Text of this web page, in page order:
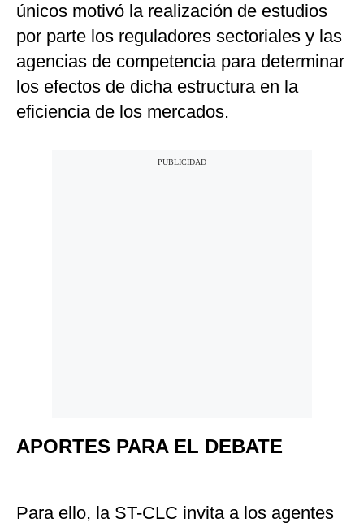
únicos motivó la realización de estudios
por parte los reguladores sectoriales y las
agencias de competencia para determinar
los efectos de dicha estructura en la
eficiencia de los mercados.
APORTES PARA EL DEBATE
Para ello, la ST-CLC invita a los agentes